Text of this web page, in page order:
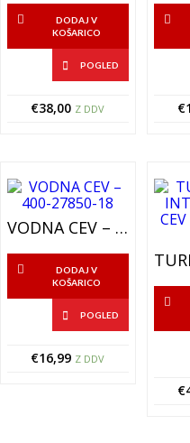
DODAJ V
KOŠARICO
POGLED
€38,00 Z DDV €
VODNA CEV – 400-27850-18
DODAJ V
KOŠARICO
POGLED
€16,99 Z DDV
€